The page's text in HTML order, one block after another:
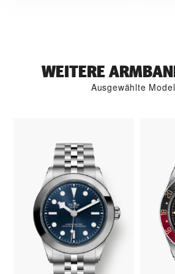
WEITERE
Ausgewählte